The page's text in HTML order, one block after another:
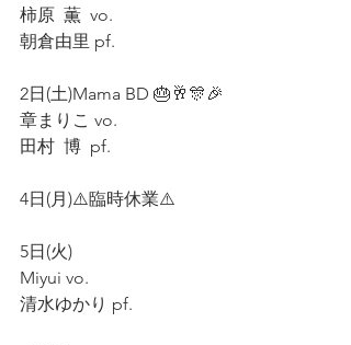
柿原  薫  vo.
朝倉由里 pf.
2日(土)Mama BD 🎂🥂🎊🎉
章まりこ vo.
田村  博  pf.
4日(月)⚠️臨時休業⚠️
5日(火)
Miyui vo.
清水ゆかり pf.